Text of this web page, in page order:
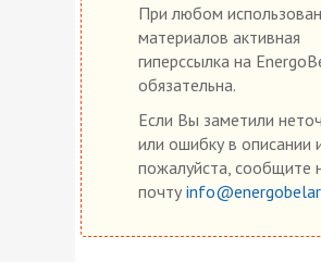
При любом
материалов активная
гиперссылка на
обязательна.
Если Вы заметили
или ошибку в описании
пожалуйста, сообщите
почту